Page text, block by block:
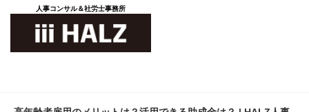
人事コンサル＆社労士事務所